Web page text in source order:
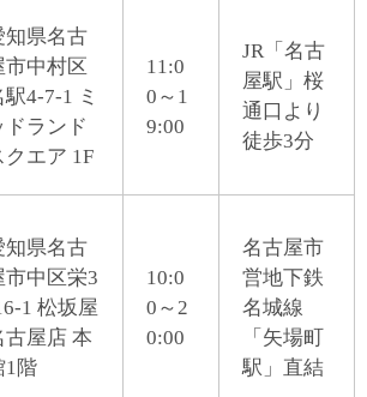
知県名古
市中村区
駅4-7-1 ミ
ドランド
クエア 1F
11:0
0～1
9:00
JR「名古
屋駅」桜
通口より
徒歩3分
知県名古
市中区栄3
1 松坂屋
古屋店 本
1階
10:0
0～2
0:00
名古屋市
営地下鉄
名城線
「矢場町
駅」直結